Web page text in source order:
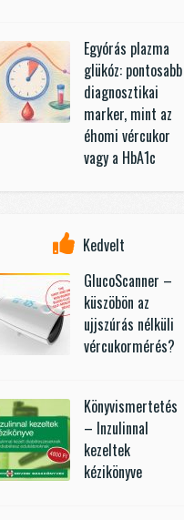
Egyórás plazma
glükóz: pontosabb
diagnosztikai
marker, mint az
éhomi vércukor
vagy a HbA1c
Kedvelt
GlucoScanner –
küszöbön az
ujjszúrás nélküli
vércukormérés?
Könyvismertetés
– Inzulinnal
kezeltek
kézikönyve